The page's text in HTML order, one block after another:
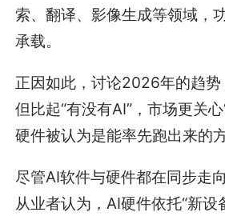
索、翻译、影像生成等领域，
承载。
正因如此，讨论2026年的趋势
但比起“有没有AI”，市场更关
硬件被认为是能率先跑出来的方
尽管AI软件与硬件都在同步走
从业者认为，AI硬件依托“新设